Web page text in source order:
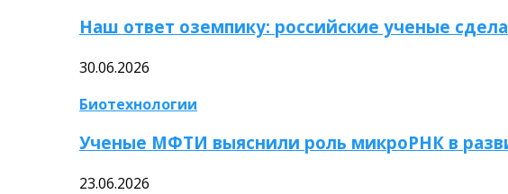
Наш ответ оземпику: российские ученые
30.06.2026
Биотехнологии
Ученые МФТИ выяснили роль микроРНК в
23.06.2026